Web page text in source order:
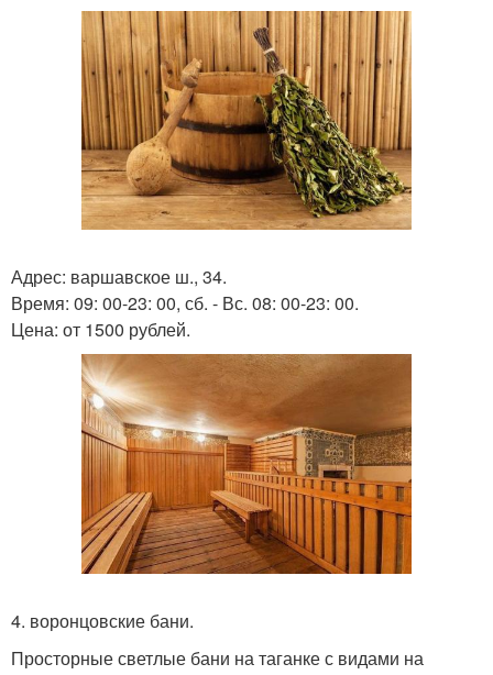
Адрес: варшавское ш., 34.
Время: 09: 00-23: 00, сб. - Вс. 08: 00-23: 00.
Цена: от 1500 рублей.
4. воронцовские бани.
Просторные светлые бани на таганке с видами на